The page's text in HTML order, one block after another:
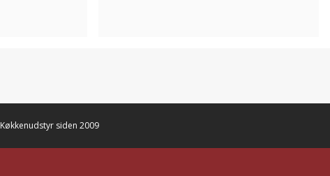
Køkkenudstyr siden 2009